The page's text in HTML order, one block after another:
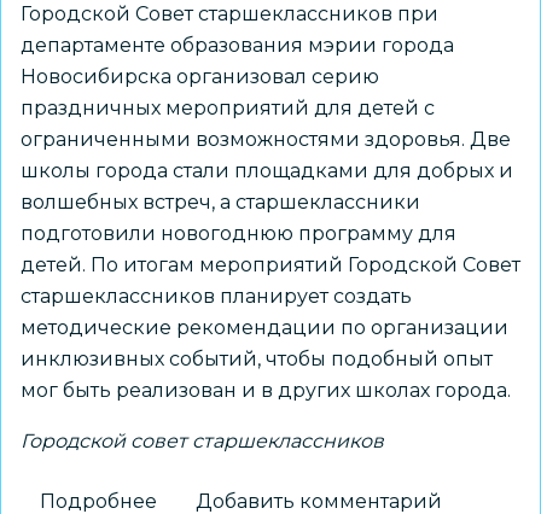
Городской Совет старшеклассников при
департаменте образования мэрии города
Новосибирска организовал серию
праздничных мероприятий для детей с
ограниченными возможностями здоровья. Две
школы города стали площадками для добрых и
волшебных встреч, а старшеклассники
подготовили новогоднюю программу для
детей. По итогам мероприятий Городской Совет
старшеклассников планирует создать
методические рекомендации по организации
инклюзивных событий, чтобы подобный опыт
мог быть реализован и в других школах города.
Городской совет старшеклассников
Подробнее Добавить комментарий